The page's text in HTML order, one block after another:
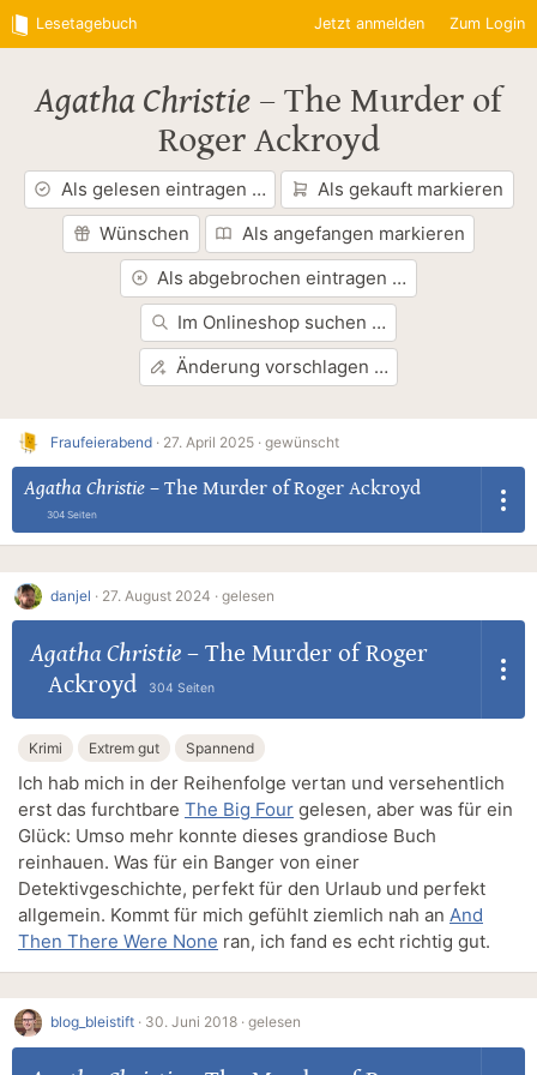
Lesetagebuch Jetzt anmelden Zum Login
Agatha Christie – The Murder of
Roger Ackroyd
Als gelesen eintragen …
Als gekauft markieren
Wünschen
Als angefangen markieren
Als abgebrochen eintragen …
Im Onlineshop suchen …
Änderung vorschlagen …
Fraufeierabend · 27. April 2025 · gewünscht
Agatha Christie – The Murder of Roger Ackroyd
304 Seiten
danjel · 27. August 2024 · gelesen
Agatha Christie– The Murder of Roger
Ackroyd
304 Seiten
Krimi Extrem gut Spannend
Ich hab mich in der Reihenfolge vertan und versehentlich
erst das furchtbare The Big Four gelesen, aber was für ein
Glück: Umso mehr konnte dieses grandiose Buch
reinhauen. Was für ein Banger von einer
Detektivgeschichte, perfekt für den Urlaub und perfekt
allgemein. Kommt für mich gefühlt ziemlich nah an And
Then There Were None ran, ich fand es echt richtig gut.
blog_bleistift · 30. Juni 2018 · gelesen